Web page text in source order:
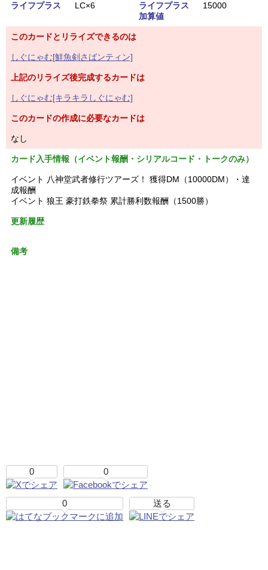
ライフプラス LC×6
ライフプラス
加算値
15000
このカードとリライズできるのは
しぐにゃむ[鮮魚剣さばンティン]
上記のリライズ後完成するカードは
しぐにゃむ[キラキラしぐにゃむ]
このカードの作成に必要なカードは
なし
カード入手情報（イベント報酬・シリアルコード・トークのみ）
イベント 八神堂武者修行ツアーズ！ 獲得DM（10000DM）・達
成報酬
イベント 狼王 豪打鉄拳祭 累計勝利数報酬（1500勝）
更新履歴
備考
0 0
0 送る